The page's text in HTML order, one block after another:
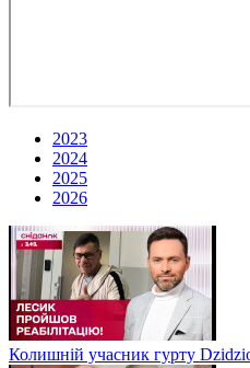
2023
2024
2025
2026
Колишній учасник гурту